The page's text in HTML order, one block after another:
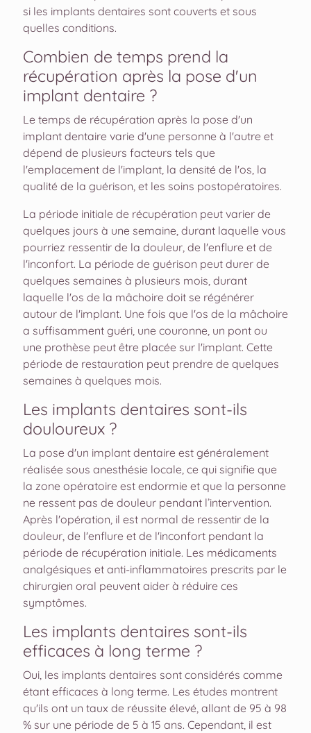
si les implants dentaires sont couverts et sous
quelles conditions.
Combien de temps prend la
récupération après la pose d'un
implant dentaire ?
Le temps de récupération après la pose d'un
implant dentaire varie d'une personne à l'autre et
dépend de plusieurs facteurs tels que
l'emplacement de l'implant, la densité de l'os, la
qualité de la guérison, et les soins postopératoires.
La période initiale de récupération peut varier de
quelques jours à une semaine, durant laquelle vous
pourriez ressentir de la douleur, de l'enflure et de
l'inconfort. La période de guérison peut durer de
quelques semaines à plusieurs mois, durant
laquelle l'os de la mâchoire doit se régénérer
autour de l'implant. Une fois que l'os de la mâchoire
a suffisamment guéri, une couronne, un pont ou
une prothèse peut être placée sur l'implant. Cette
période de restauration peut prendre de quelques
semaines à quelques mois.
Les implants dentaires sont-ils
douloureux ?
La pose d'un implant dentaire est généralement
réalisée sous anesthésie locale, ce qui signifie que
la zone opératoire est endormie et que la personne
ne ressent pas de douleur pendant l’intervention.
Après l'opération, il est normal de ressentir de la
douleur, de l'enflure et de l'inconfort pendant la
période de récupération initiale. Les médicaments
analgésiques et anti-inflammatoires prescrits par le
chirurgien oral peuvent aider à réduire ces
symptômes.
Les implants dentaires sont-ils
efficaces à long terme ?
Oui, les implants dentaires sont considérés comme
étant efficaces à long terme. Les études montrent
qu'ils ont un taux de réussite élevé, allant de 95 à 98
% sur une période de 5 à 15 ans. Cependant, il est